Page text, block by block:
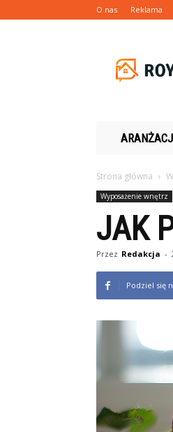
O nas Reklama
Strona główna
Wyposażenie wnętrz
JAK
Przez Redakcja -
Podziel się